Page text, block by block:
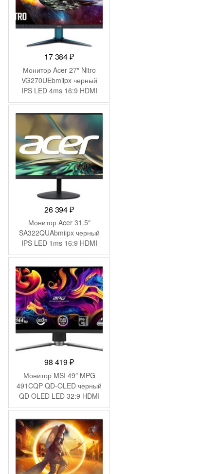
17 384₽
Монитор Acer 27″ Nitro
VG270UEbmiipx черный
IPS LED 4ms 16:9 HDMI
M/M матовая 250cd
178гр/178гр 2560×1440
100Hz FreeSync DP 2K
5.33кг
26 394₽
Монитор Acer 31.5″
SA322QUAbmiipx черный
IPS LED 1ms 16:9 HDMI
M/M 300cd 178гр/178гр
2560×1440 75Hz DP WQ
98 419₽
Монитор MSI 49″ MPG
491CQP QD-OLED черный
QD OLED LED 32:9 HDMI
матовая HAS Piv 250cd
178гр/178гр 5120×1440
144Hz DP DQ USB 10.3кг